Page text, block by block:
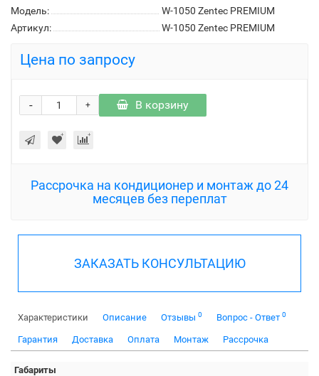
Модель:
W-1050 Zentec PREMIUM
Артикул:
W-1050 Zentec PREMIUM
Цена по запросу
+
- В корзину
Рассрочка на кондиционер и монтаж до 24
месяцев без переплат
ЗАКАЗАТЬ КОНСУЛЬТАЦИЮ
Характеристики Описание Отзывы 0 Вопрос - Ответ 0
Гарантия Доставка Оплата Монтаж Рассрочка
Габариты